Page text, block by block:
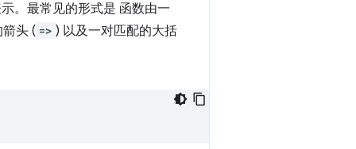
。最常见的形式是 函数由一
头 ( => ) 以及一对匹配的大括